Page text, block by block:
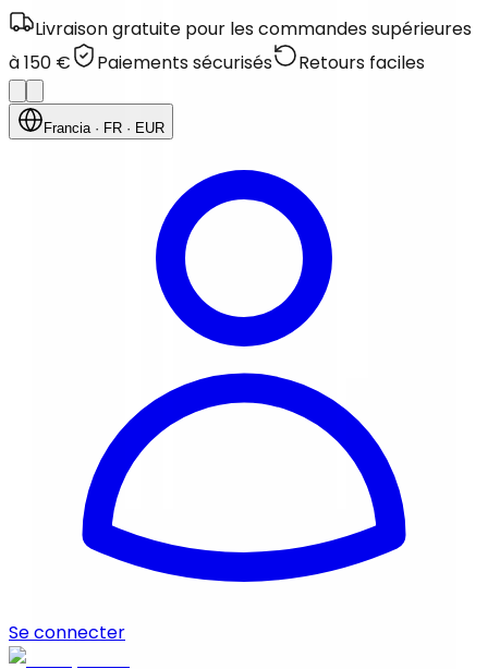
Livraison gratuite pour les commandes supérieures
à 150 €
Paiements sécurisés Retours faciles
Francia· FR · EUR
Se connecter